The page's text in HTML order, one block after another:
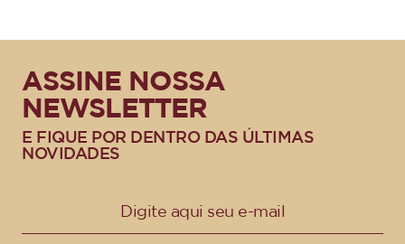
ASSINE NOSSA
NEWSLETTER
E FIQUE POR DENTRO DAS ÚLTIMAS
NOVIDADES